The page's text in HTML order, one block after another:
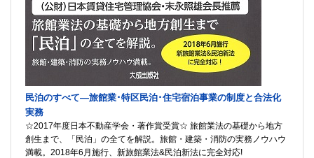
民泊のすべて―旅館業･特区民泊･住宅宿泊事業の制度と合法化
実務
☆2017年度日本不動産学会・著作賞受賞☆ 旅館業法の基礎から地方
創生まで、「民泊」の全てを解説。旅館・建築・消防の実務ノウハウ
満載。2018年6月施行、新旅館業法&民泊新法に完全対応!